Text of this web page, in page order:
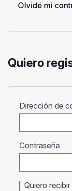
Olvidé mi
Quiero
Dirección de
Contraseña
Quiero